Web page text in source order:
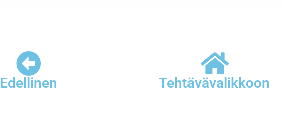
Edellinen Tehtävävalikkoon